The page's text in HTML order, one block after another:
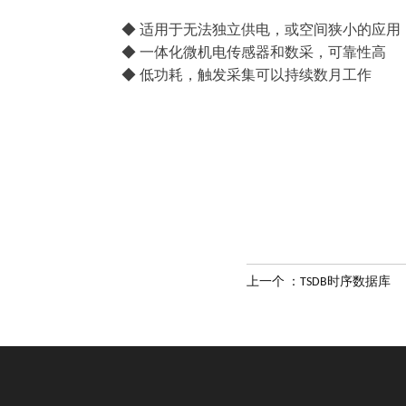
◆ 适用于无法独立供电，或空间狭小的应用
◆ 一体化微机电传感器和数采，可靠性高
◆ 低功耗，触发采集可以持续数月工作
上一个 ：TSDB时序数据库